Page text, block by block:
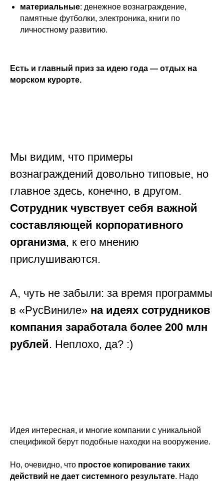
материальные: денежное вознаграждение,
памятные футболки, электроника, книги по
личностному развитию.
Есть и главный приз за идею года — отдых на
морском курорте.
Мы видим, что примеры
вознаграждений довольно типовые, но
главное здесь, конечно, в другом.
Сотрудник чувствует себя важной
составляющей корпоративного
организма, к его мнению
прислушиваются.
А, чуть не забыли: за время программы
в «РусВиниле» на идеях сотрудников
компания заработала более 200 млн
рублей. Неплохо, да? :)
Идея интересная, и многие компании с уникальной
спецификой берут подобные находки на вооружение.
Но, очевидно, что простое копирование таких
действий не дает системного результате. Надо